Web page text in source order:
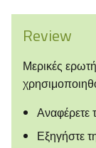
Review
Μερικές
Αναφέρετε
Εξηγήστε